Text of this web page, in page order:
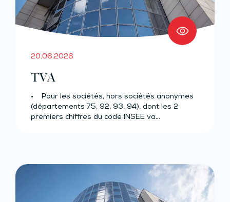
20.06.2026
TVA
• Pour les sociétés, hors sociétés anonymes
(départements 75, 92, 93, 94), dont les 2
premiers chiffres du code INSEE va…